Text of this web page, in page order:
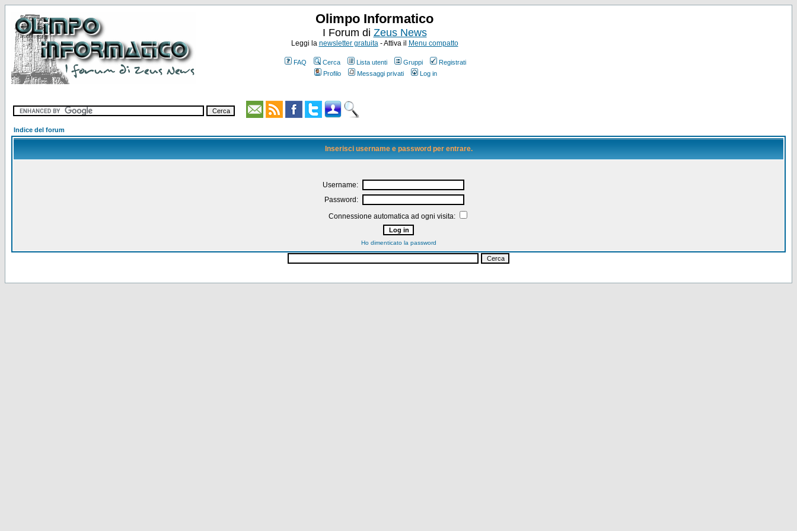
Olimpo Informatico
I Forum di Zeus News
Leggi la newsletter gratuita- Attiva il Menu compatto
FAQ Cerca Lista utenti Gruppi
Registrati
Profilo
Messaggi privati Log in
Indice del forum
Inserisci username e password per entrare.
Username:
Password:
Connessione automatica ad ogni visita:
Ho dimenticato la password